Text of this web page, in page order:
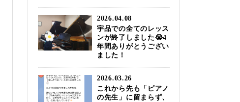
2026.04.08
宇品での全てのレッス
ンが終了しました😭4
年間ありがとうござい
ました！
2026.03.26
これから先も「ピアノ
の先生」に留まらず、